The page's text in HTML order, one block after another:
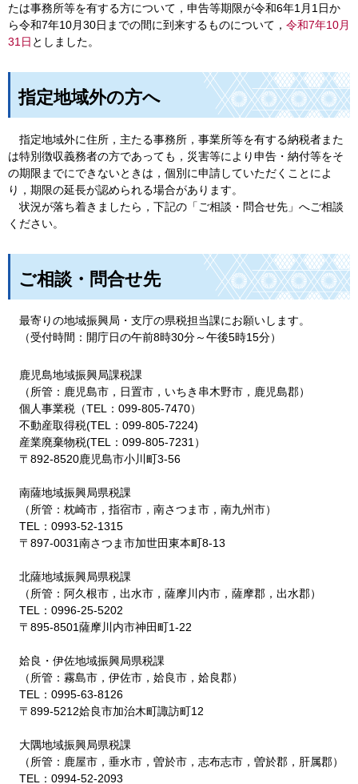
たは事務所等を有する方について，申告等期限が令和6年1月1日か
ら令和7年10月30日までの間に到来するものについて， 令和7年10月
31日 としました。
指定地域外の方へ
指定地域外に住所，主たる事務所，事業所等を有する納税者また
は特別徴収義務者の方であっても，災害等により申告・納付等をそ
の期限までにできないときは，個別に申請していただくことによ
り，期限の延長が認められる場合があります。
状況が落ち着きましたら，下記の「ご相談・問合せ先」へご相談
ください。
ご相談・問合せ先
最寄りの地域振興局・支庁の県税担当課にお願いします。
（受付時間：開庁日の午前8時30分～午後5時15分）
鹿児島地域振興局課税課
（所管：鹿児島市，日置市，いちき串木野市，鹿児島郡）
個人事業税（TEL：099-805-7470）
不動産取得税(TEL：099-805-7224)
産業廃棄物税(TEL：099-805-7231）
〒892-8520鹿児島市小川町3-56
南薩地域振興局県税課
（所管：枕崎市，指宿市，南さつま市，南九州市）
TEL：0993-52-1315
〒897-0031南さつま市加世田東本町8-13
北薩地域振興局県税課
（所管：阿久根市，出水市，薩摩川内市，薩摩郡，出水郡）
TEL：0996-25-5202
〒895-8501薩摩川内市神田町1-22
姶良・伊佐地域振興局県税課
（所管：霧島市，伊佐市，姶良市，姶良郡）
TEL：0995-63-8126
〒899-5212姶良市加治木町諏訪町12
大隅地域振興局県税課
（所管：鹿屋市，垂水市，曽於市，志布志市，曽於郡，肝属郡）
TEL：0994-52-2093